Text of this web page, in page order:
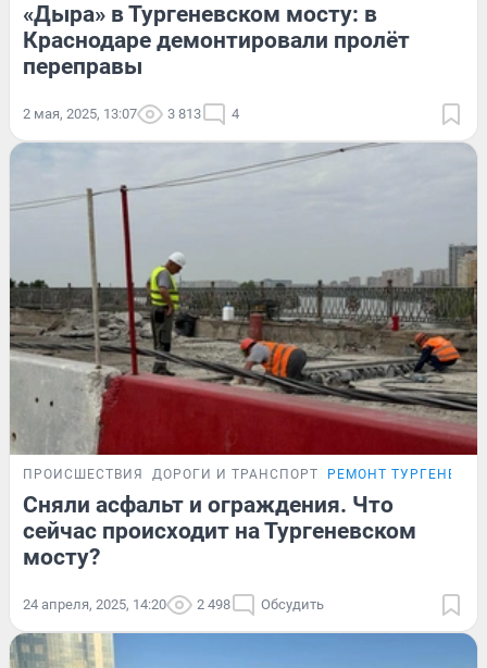
«Дыра» в Тургеневском мосту: в
Краснодаре демонтировали пролёт
переправы
2 мая, 2025, 13:07 3 813 4
ПРОИСШЕСТВИЯ ДОРОГИ И ТРАНСПОРТ РЕМОНТ
Сняли асфальт и ограждения. Что
сейчас происходит на Тургеневском
мосту?
24 апреля, 2025, 14:20 2 498 Обсудить